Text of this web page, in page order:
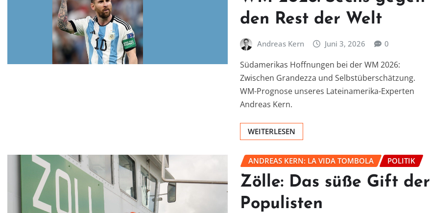
den Rest der Welt
Andreas Kern Juni 3, 2026 0
Südamerikas Hoffnungen bei der WM 2026:
Zwischen Grandezza und Selbstüberschätzung.
WM-Prognose unseres Lateinamerika-Experten
Andreas Kern.
WEITERLESEN
ANDREAS KERN: LA VIDA TOMBOLA POLITIK
Zölle: Das süße Gift der
Populisten